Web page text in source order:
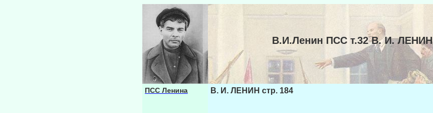
В.И.Ленин ПСС т.32 В. И. ЛЕНИН
ПСС Ленина В. И. ЛЕНИН стр. 184